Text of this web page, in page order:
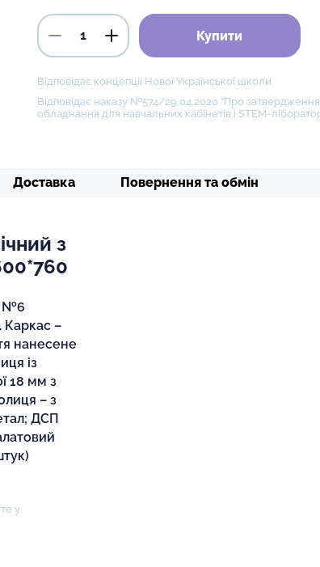
Купити
Відповідає концепції Нової Української школи
Відповідає наказу №574/29.04.2020 "Про затвердження
обладнання для навчальних кабінетів і STEM-
Доставка Повернення та обмін
з
№6
Каркас –
нанесене
із
18 мм з
– з
ДСП
у